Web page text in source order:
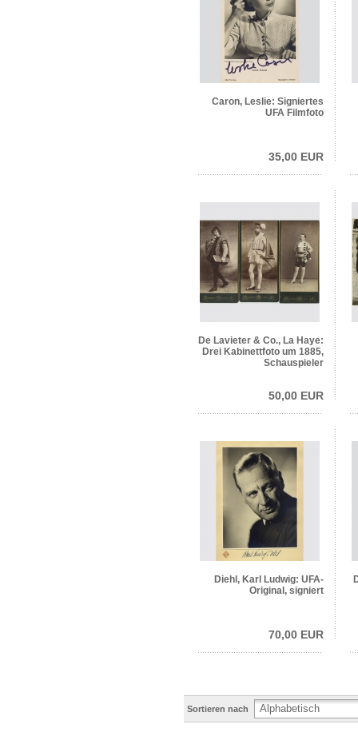
Caron, Leslie: Signiertes
UFA Filmfoto
35,00 EUR
De Lavieter & Co., La Haye:
Drei Kabinettfoto um 1885,
Schauspieler
50,00 EUR
Diehl, Karl Ludwig: UFA-
Original, signiert
70,00 EUR
Sortieren nach